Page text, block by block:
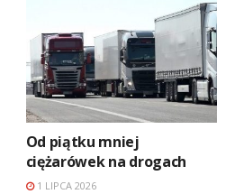
Od piątku mniej
ciężarówek na drogach
1 LIPCA 2026